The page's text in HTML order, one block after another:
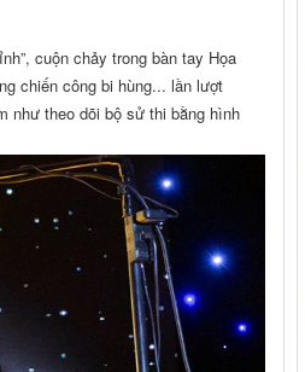
cuộn chảy trong bàn tay Họa
chiến công bi hùng... lần lượt
như theo dõi bộ sử thi bằng hình